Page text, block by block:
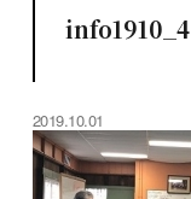
info1910_4
2019.10.01